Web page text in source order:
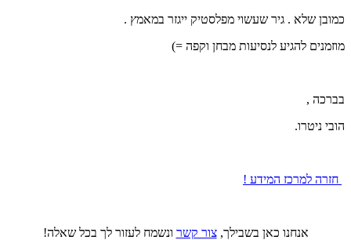
כמובן שלא . גיר שעשוי מפלסטיק ייגזר במאמץ .
מוזמנים להגיע לנסיעות מבחן וקפה =)
בברכה ,
הובי ניטרו.
חזרה למרכז המידע !
אנחנו כאן בשבילך,צור קשר ונשמח לעזור לך בכל שאלה!